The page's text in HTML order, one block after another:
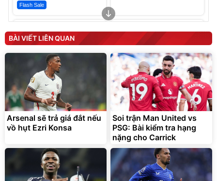
Flash Sale
tức thì Vaseline Body
190.000
138.330đ
D2-001 - Thông Minh
3.000.000
2.200.000đ
Flash Sale
Unmute
Vali Bamozo Khung Nhôm
9066 Size 20/24/28 Cao
Cấp
1.000.000đ
825.000đ
Flash Sale
BÀI VIẾT LIÊN QUAN
Arsenal sẽ trả giá đắt nếu
vồ hụt Ezri Konsa
Soi trận Man United vs
PSG: Bài kiểm tra hạng
nặng cho Carrick